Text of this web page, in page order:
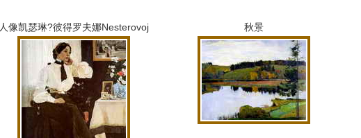
人像凯瑟琳?彼得罗夫娜Nesterovoj 秋景